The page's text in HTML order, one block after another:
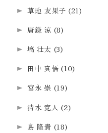
草地 友果子 (21)
唐鎌 涼 (8)
塙 壮太 (3)
田中 真悟 (10)
宮永 崇 (19)
清水 寛人 (2)
島 隆貴 (18)